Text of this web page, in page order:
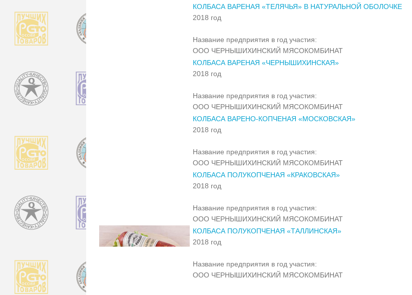
КОЛБАСА ВАРЕНАЯ «ТЕЛЯЧЬЯ» В НАТУРАЛЬНОЙ ОБОЛОЧКЕ
2018 год
Название предприятия в год участия:
ООО ЧЕРНЫШИХИНСКИЙ МЯСОКОМБИНАТ
КОЛБАСА ВАРЕНАЯ «ЧЕРНЫШИХИНСКАЯ»
2018 год
Название предприятия в год участия:
ООО ЧЕРНЫШИХИНСКИЙ МЯСОКОМБИНАТ
КОЛБАСА ВАРЕНО-КОПЧЕНАЯ «МОСКОВСКАЯ»
2018 год
Название предприятия в год участия:
ООО ЧЕРНЫШИХИНСКИЙ МЯСОКОМБИНАТ
КОЛБАСА ПОЛУКОПЧЕНАЯ «КРАКОВСКАЯ»
2018 год
Название предприятия в год участия:
ООО ЧЕРНЫШИХИНСКИЙ МЯСОКОМБИНАТ
КОЛБАСА ПОЛУКОПЧЕНАЯ «ТАЛЛИНСКАЯ»
2018 год
Название предприятия в год участия:
ООО ЧЕРНЫШИХИНСКИЙ МЯСОКОМБИНАТ